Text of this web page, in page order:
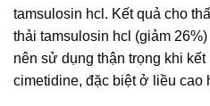
tamsulosin hcl. Kết quả cho
thải tamsulosin hcl (giảm
nên sử dụng thận trọng khi
cimetidine, đặc biệt ở liều cao